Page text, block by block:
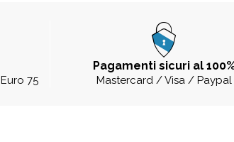
75
Pagamenti sicuri al
Mastercard / Visa / Paypal